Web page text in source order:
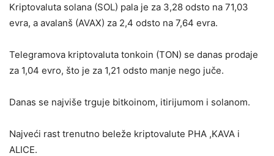
Kriptovaluta solana (SOL) pala je za 3,28 odsto na 71,03
evra, a avalanš (AVAX) za 2,4 odsto na 7,64 evra.
Telegramova kriptovaluta tonkoin (TON) se danas prodaje
za 1,04 evro, što je za 1,21 odsto manje nego juče.
Danas se najviše trguje bitkoinom, itirijumom i solanom.
Najveći rast trenutno beleže kriptovalute PHA ,KAVA i
ALICE.